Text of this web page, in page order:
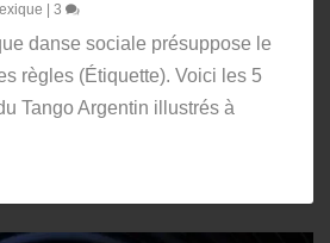
|3
danse sociale présuppose le
règles (Étiquette). Voici les 5
Tango Argentin illustrés à